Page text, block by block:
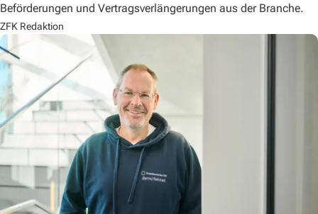
Beförderungen und Vertragsverlängerungen aus der Branche.
ZFK Redaktion